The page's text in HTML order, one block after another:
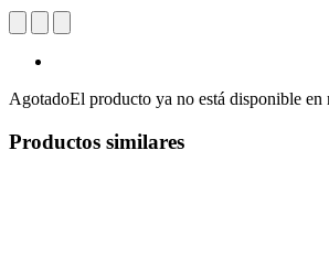
AgotadoEl producto ya no está disponible en
Productos similares